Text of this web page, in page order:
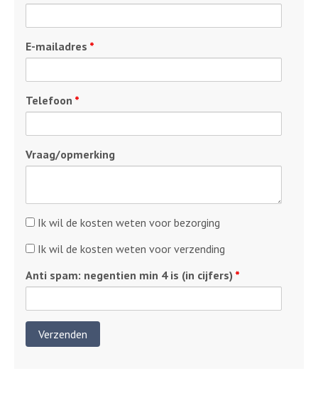
E-mailadres *
Telefoon *
Vraag/opmerking
Kosten
Ik wil de kosten weten voor bezorging
Kosten
Ik wil de kosten weten voor verzending
Anti spam: negentien min 4 is (in cijfers) *